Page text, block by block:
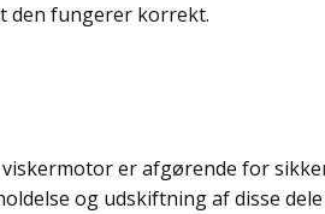
den fungerer korrekt.
er afgørende for
og udskiftning af disse